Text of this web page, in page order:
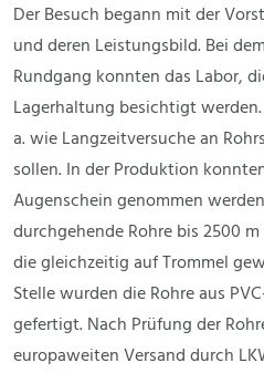
Der Besuch begann mit der
und deren Leistungsbild. Bei
Rundgang konnten das Labor,
Lagerhaltung besichtigt
a. wie Langzeitversuche an
sollen. In der Produktion
Augenschein genommen
durchgehende Rohre bis 2500
die gleichzeitig auf Trommel
Stelle wurden die Rohre aus
gefertigt. Nach Prüfung der
europaweiten Versand durch